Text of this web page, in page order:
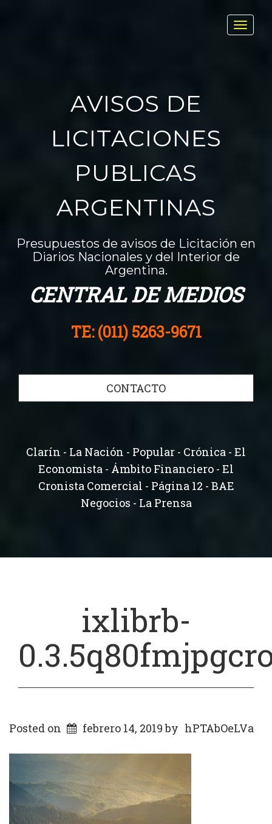
AVISOS DE
LICITACIONES
PUBLICAS
ARGENTINAS
Presupuestos de avisos de Licitación en
Diarios Nacionales y del Interior de
Argentina.
CENTRAL DE MEDIOS
TE: (011) 5263-9671
CONTACTO
Clarín - La Nación - Popular - Crónica - El
Economista - Ámbito Financiero - El
Cronista Comercial - Página 12 - BAE
Negocios - La Prensa
ixlibrb-
Posted on febrero 14, 2019by hPTAbOeLVa